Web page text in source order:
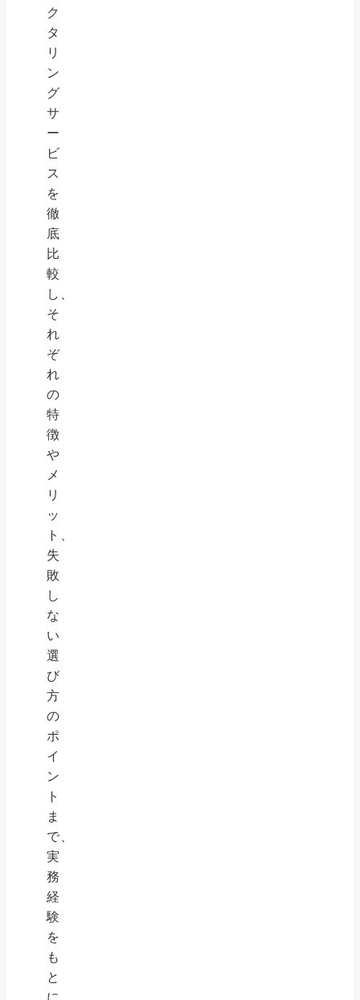
ク
タ
リ
ン
グ
サ
ー
ビ
ス
を
徹
底
比
較
し、
そ
れ
ぞ
れ
の
特
徴
や
メ
リ
ッ
ト、
失
敗
し
な
い
選
び
方
の
ポ
イ
ン
ト
ま
で、
実
務
経
験
を
も
と
に